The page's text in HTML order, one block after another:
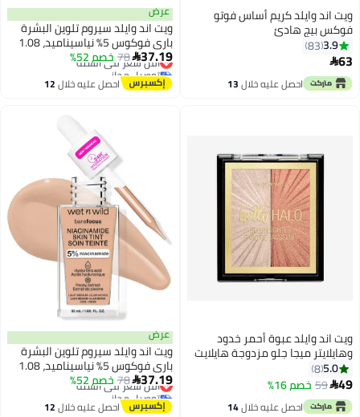
3
ويت اند وايلد كريم أساس فوتو
فوكس بيج هادئ
3.9
83
63
احصل عليه خلال13
عرض
ويت اند وايلد سيروم تلوين البشرة
باري فوكوس 5% نياسيناميد، 1.08
أونصة سائلة
37.19
78خصم 52%
أقل سعر في السنة
توصيل مجاني
أقل سعر في السنة
احصل عليه خلال12
ويت اند وايلد عبوة أحمر خدود
وهايلايتر ميجا جلو مزدوجة هايلايت
بلينج5.0
8
49
59 خصم 16%
احصل عليه خلال14
عرض
ويت اند وايلد سيروم تلوين البشرة
باري فوكوس 5% نياسيناميد، 1.08
أونصة سائلة
37.19
78خصم 52%
أقل سعر في السنة
توصيل مجاني
أقل سعر في السنة
احصل عليه خلال12